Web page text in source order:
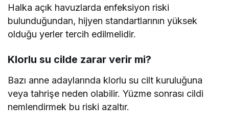
Halka açık havuzlarda enfeksiyon riski
bulunduğundan, hijyen standartlarının yüksek
olduğu yerler tercih edilmelidir.
Klorlu su cilde zarar verir mi?
Bazı anne adaylarında klorlu su cilt kuruluğuna
veya tahrişe neden olabilir. Yüzme sonrası cildi
nemlendirmek bu riski azaltır.